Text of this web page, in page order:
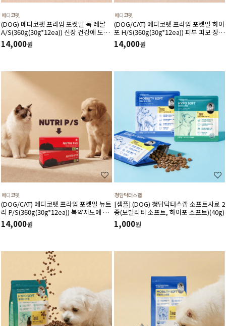
메디코펫
(DOG) 메디코펫 프라임 포켓밀 독 레날
A/S(360g(30g*12ea)) 신장 건강에 도움
주는 가수분해 닭고기 처방캔
14,000원
메디코펫
(DOG/CAT) 메디코펫 프라임 포켓밀 하이
포 H/S(360g(30g*12ea)) 피부 피모 장벽
강화에 도움주는 가수분해 연어 처방캔
14,000원
메디코펫
(DOG/CAT) 메디코펫 프라임 포켓밀 뉴트
리 P/S(360g(30g*12ea)) 복약지도에 도
움주는 가수분해 오리 처방캔
14,000원
청담닥터스랩
[샘플] (DOG) 청담닥터스랩 소프트사료 2
종(모빌리티 소프트, 하이포 소프트)(40g)
1,000원